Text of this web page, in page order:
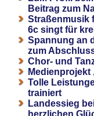
Beitrag zum
Straßenmusik
6c singt für
Spannung an
zum
Chor- und
Medienprojekt
Tolle
trainiert
Landessieg
herzlichen